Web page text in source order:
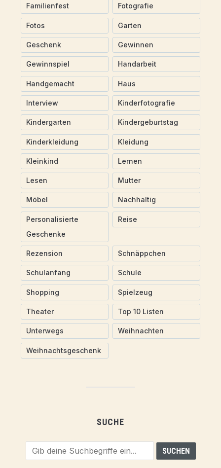
Familienfest Fotografie
Fotos Garten
Geschenk Gewinnen
Gewinnspiel Handarbeit
Handgemacht Haus
Interview Kinderfotografie
Kindergarten Kindergeburtstag
Kinderkleidung Kleidung
Kleinkind Lernen
Lesen Mutter
Möbel Nachhaltig
Personalisierte
Geschenke
Reise
Rezension Schnäppchen
Schulanfang Schule
Shopping Spielzeug
Theater Top 10 Listen
Unterwegs Weihnachten
Weihnachtsgeschenk
SUCHE